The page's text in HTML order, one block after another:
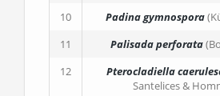
10
Padina gymnospora
11
Palisada perforata
12
Pterocladiella
Santelices &